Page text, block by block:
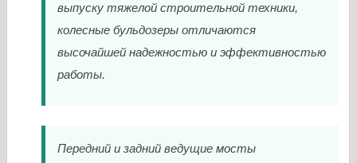
выпуску тяжелой строительной техники,
колесные бульдозеры отличаются
высочайшей надежностью и эффективностью
работы.
Передний и задний ведущие мосты